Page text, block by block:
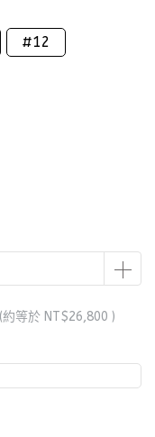
#12
約等於 NT$26,800 )